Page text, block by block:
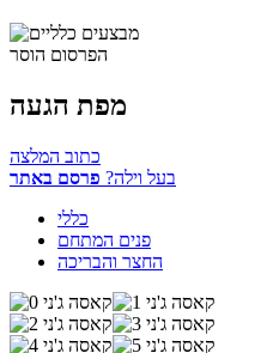
הפרסום הוסר
מפת הגעה
כתוב המלצה
בעל וילה? פרסם באתר
כללי
פנים המתחם
החצר והבריכה